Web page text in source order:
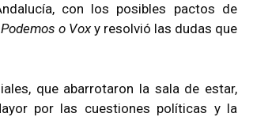
con los posibles pactos de
Podemos o Voxy resolvió las dudas que
que abarrotaron la sala de estar,
por las cuestiones políticas y la